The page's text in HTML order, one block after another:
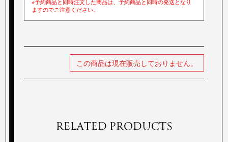
ますのでご注意ください。
この商品は現在販売しておりません。
RELATED PRODUCTS